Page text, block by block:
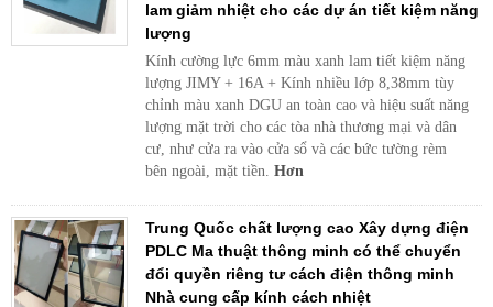
lam giảm nhiệt cho các dự án tiết kiệm năng
lượng
Kính cường lực 6mm màu xanh lam tiết kiệm năng
lượng JIMY + 16A + Kính nhiều lớp 8,38mm tùy
chỉnh màu xanh DGU an toàn cao và hiệu suất năng
lượng mặt trời cho các tòa nhà thương mại và dân
cư, như cửa ra vào cửa sổ và các bức tường rèm
bên ngoài, mặt tiền. Hơn
Trung Quốc chất lượng cao Xây dựng điện
PDLC Ma thuật thông minh có thể chuyển
đổi quyền riêng tư cách điện thông minh
Nhà cung cấp kính cách nhiệt